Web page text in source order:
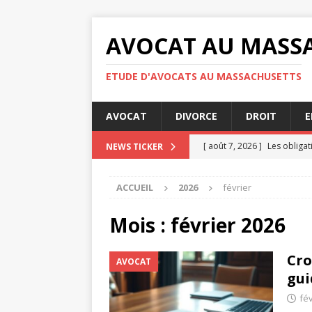
AVOCAT AU
ETUDE D'AVOCATS AU MASSACHUSETTS
AVOCAT DIVORCE DROIT
NEWS TICKER [ août 7, 2026 ] Les
JURIDIQUE
[ août 3, 2026 ] Question
confidentialité
[ août 7, 2026 ] Audience
ACCUEIL 2026 février
Mois : février 2026
AVOCAT